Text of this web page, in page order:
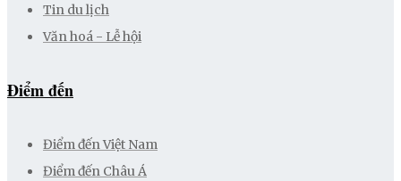
Tin du lịch
Văn hoá - Lễ hội
Điểm đến
Điểm đến Việt Nam
Điểm đến Châu Á